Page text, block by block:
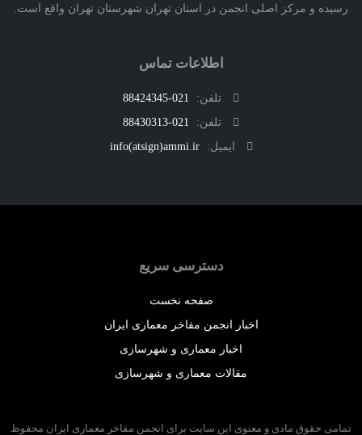
و مرکز اصلی انجمن در استان تهران شهرستان تهران واقع است.
اطلاعات تماس
تلفن:
021-88424345
تلفن:
021-88430313
ایمیل:
info(atsign)ammi.ir
دسترسی سریع
صفحه نخست
اخبار انجمن مفاخر معماری ایران
اخبار معماری و شهرسازی
مقالات معماری و شهرسازی
حقوق مادی و معنوی این سایت برای انجمن مفاخر معماری ایران محفوظ